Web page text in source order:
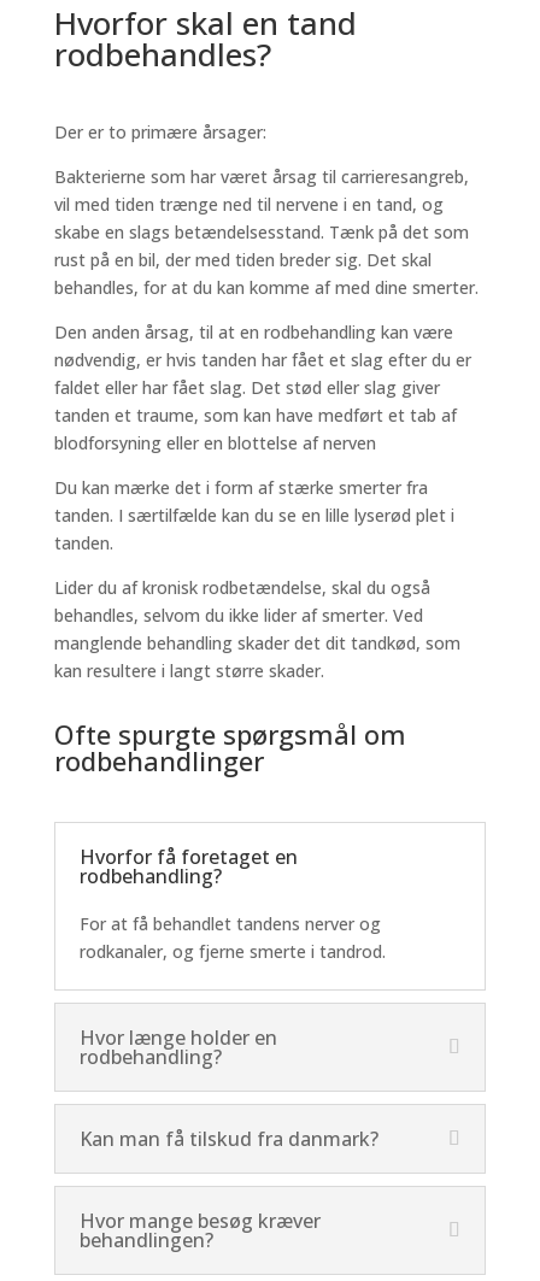
Hvorfor skal en tand
rodbehandles?
Der er to primære årsager:
Bakterierne som har været årsag til carrieresangreb,
vil med tiden trænge ned til nervene i en tand, og
skabe en slags betændelsesstand. Tænk på det som
rust på en bil, der med tiden breder sig. Det skal
behandles, for at du kan komme af med dine smerter.
Den anden årsag, til at en rodbehandling kan være
nødvendig, er hvis tanden har fået et slag efter du er
faldet eller har fået slag. Det stød eller slag giver
tanden et traume, som kan have medført et tab af
blodforsyning eller en blottelse af nerven
Du kan mærke det i form af stærke smerter fra
tanden. I særtilfælde kan du se en lille lyserød plet i
tanden.
Lider du af kronisk rodbetændelse, skal du også
behandles, selvom du ikke lider af smerter. Ved
manglende behandling skader det dit tandkød, som
kan resultere i langt større skader.
Ofte spurgte spørgsmål om
rodbehandlinger
Hvorfor få foretaget en
rodbehandling?
For at få behandlet tandens nerver og
rodkanaler, og fjerne smerte i tandrod.
Hvor længe holder en
rodbehandling?
Kan man få tilskud fra danmark?
Hvor mange besøg kræver
behandlingen?